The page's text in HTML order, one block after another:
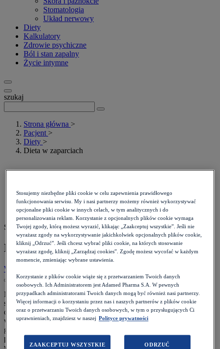
Stomatologia
Układ nerwowy
Diety
Kalkulatory
Zdrowie psychiczne
Ból i stan zapalny
Życie intymne
szukaj
Strona główna >
Pacjent >
Diety >
Dieta w zaparciach
Szacowany czas czytania: 9 minut
Dieta w zaparciach
Wróć do listy
Na zaparcia cierpi wiele osób. O zaparciach mówimy wtedy, kiedy
stolec jest oddawany rzadziej niż 3 razy w tygodniu. Objawy mogą
obejmować trudności w oddawaniu stolca i uczucie, że nie został
wydalony cały stolec. Stolce mogą być twarde, suche lub
grudkowate. Przyczyny zaparć są różne. Niekiedy jest to objaw
poważnej choroby, dlatego w przypadku zmiany cyklu wypróżnień
warto skonsultować się z lekarzem.
Stosujemy niezbędne pliki cookie w celu zapewnienia prawidłowego
funkcjonowania serwisu. My i nasi partnerzy możemy również wykorzystywać
opcjonalne pliki cookie w innych celach, w tym analitycznych i do
personalizowania reklam. Korzystanie z opcjonalnych plików cookie wymaga
Twojej zgody, którą możesz wyrazić, klikając „Zaakceptuj wszystkie”. Jeśli nie
wyrażasz zgody na wykorzystywanie jakichkolwiek opcjonalnych plików cookie,
kliknij „Odrzuć”. Jeśli chcesz wybrać pliki cookie, na których stosowanie
wyrażasz zgodę, kliknij „Zarządzaj cookies”. Zgodę możesz wycofać w każdym
momencie, zmieniając wybrane ustawienia.
Korzystanie z plików cookie wiąże się z przetwarzaniem Twoich danych
osobowych. Ich Administratorem jest Adamed Pharma S.A. W pewnych
przypadkach administratorami Twoich danych mogą być również nasi partnerzy.
Więcej informacji o korzystaniu przez nas i naszych partnerów z plików cookie
oraz o przetwarzaniu Twoich danych osobowych, w tym o przysługujących Ci
uprawnieniach, znajdziesz w naszej Polityce prywatności
ZAAKCEPTUJ WSZYSTKIE ODRZUĆ